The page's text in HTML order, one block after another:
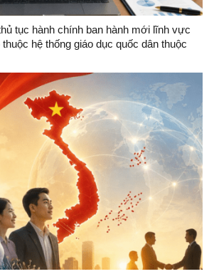
tục hành chính ban hành mới lĩnh vực
hệ thống giáo dục quốc dân thuộc